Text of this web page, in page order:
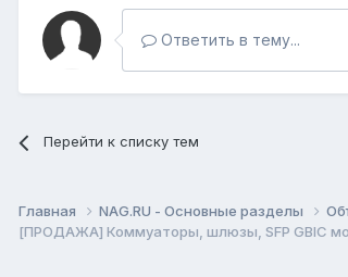
Ответить в тему...
Перейти к списку тем
Главная NAG.RU - Основные разделы
[ПРОДАЖА] Коммуаторы, шлюзы, SFP GBIC